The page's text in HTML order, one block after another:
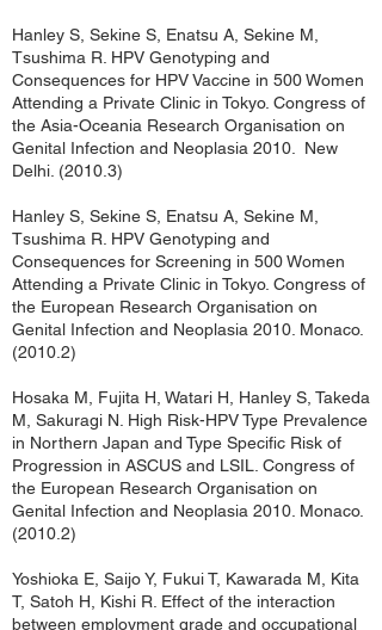
Hanley S, Sekine S, Enatsu A, Sekine M,
Tsushima R. HPV Genotyping and
Consequences for HPV Vaccine in 500 Women
Attending a Private Clinic in Tokyo. Congress of
the Asia-Oceania Research Organisation on
Genital Infection and Neoplasia 2010. New
Delhi. (2010.3)
Hanley S, Sekine S, Enatsu A, Sekine M,
Tsushima R. HPV Genotyping and
Consequences for Screening in 500 Women
Attending a Private Clinic in Tokyo. Congress of
the European Research Organisation on
Genital Infection and Neoplasia 2010. Monaco.
(2010.2)
Hosaka M, Fujita H, Watari H, Hanley S, Takeda
M, Sakuragi N. High Risk-HPV Type Prevalence
in Northern Japan and Type Specific Risk of
Progression in ASCUS and LSIL. Congress of
the European Research Organisation on
Genital Infection and Neoplasia 2010. Monaco.
(2010.2)
Yoshioka E, Saijo Y, Fukui T, Kawarada M, Kita
T, Satoh H, Kishi R. Effect of the interaction
between employment grade and occupational